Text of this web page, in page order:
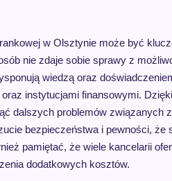
w Olsztynie może być
nie zdaje sobie sprawy z
wiedzą oraz
instytucjami finansowymi.
dalszych problemów związanych
bezpieczeństwa i pewności, że
pamiętać, że wiele kancelarii
dodatkowych kosztów.